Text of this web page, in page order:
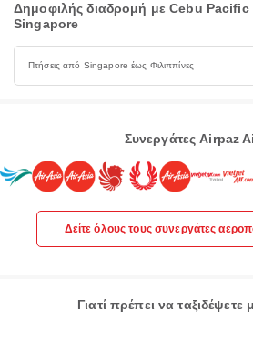
Δημοφιλής διαδρομή με Cebu
Singapore
Πτήσεις από Singapore έως Φιλιππίνες
Συνεργάτες Airpaz
Δείτε όλους τους συνεργάτες
Γιατί πρέπει να